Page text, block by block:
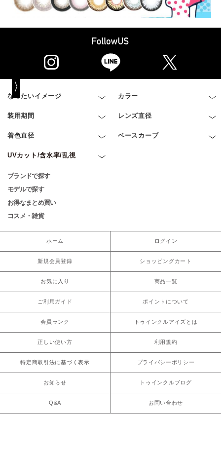
なりたいイメージ カラー
装用期間 レンズ直径
着色直径 ベースカーブ
UVカット/含水率/乱視
ブランドで探す
モデルで探す
お得なまとめ買い
コスメ・雑貨
ホーム ログイン
新規会員登録 ショッピングカート
お気に入り 商品一覧
ご利用ガイド ポイントについて
会員ランク トゥインクルアイズとは
正しい使い方 利用規約
特定商取引法に基づく表示 プライバシーポリシー
お知らせ トゥインクルブログ
Q&A お問い合わせ